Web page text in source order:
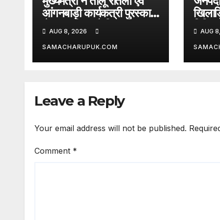
आंगनबाड़ी कार्यकत्री पुरस्कार
से मातृशक्ति को किया
सम्मानित
AUG 8, 2026
SAMACHARUPUK.COM
घोषित
AUG
Leave a Reply
Your email address will not be published.
Comment *